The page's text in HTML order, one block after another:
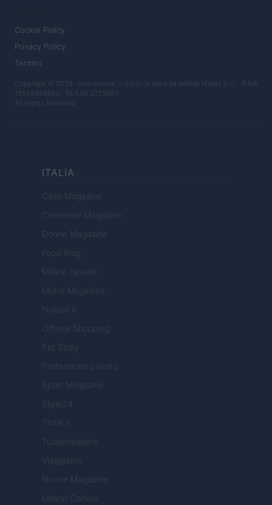
Cookie Policy
Privacy Policy
Termini
Copyright © 2026 · Ilcalcionline — Edito in Italia da AdHub Media S.r.l. · P.IVA
13542920965 · REA MI 2729933
All Rights Reserved
ITALIA
Casa Magazine
Cineverse Magazine
Donne Magazine
Food Blog
Milano Notizie
Motor Magazine
Notizie.it
Offerte Shopping
Pet Story
Professione Lavoro
Sport Magazine
Style24
Think.it
Tuobenessere
Viaggiamo
Nonne Magazine
Milano Cortina